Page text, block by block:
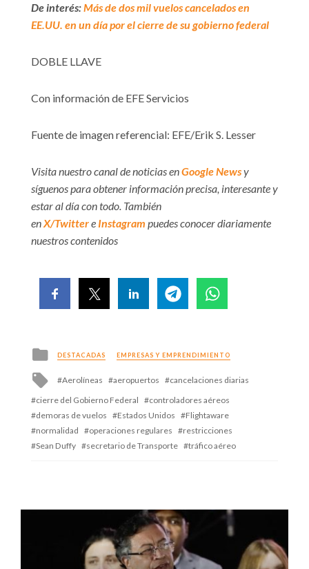
De interés:Más de dos mil vuelos cancelados en
EE.UU. en un día por el cierre de su gobierno federal
DOBLE LLAVE
Con información de EFE Servicios
Fuente de imagen referencial: EFE/Erik S. Lesser
Visita nuestro canal de noticias enGoogle Newsy
síguenos para obtener información precisa, interesante y
estar al día con todo. También
enX/Twittere Instagram puedes conocer diariamente
nuestros contenidos
Posted
in
DESTACADAS EMPRESAS Y EMPRENDIMIENTO
Tagged
Aerolíneas aeropuertos
cancelaciones diarias
cierre del Gobierno Federal
controladores aéreos
demoras de vuelos
Estados Unidos
Flightaware
normalidad
operaciones regulares
restricciones
Sean Duffy
secretario de Transporte tráfico aéreo